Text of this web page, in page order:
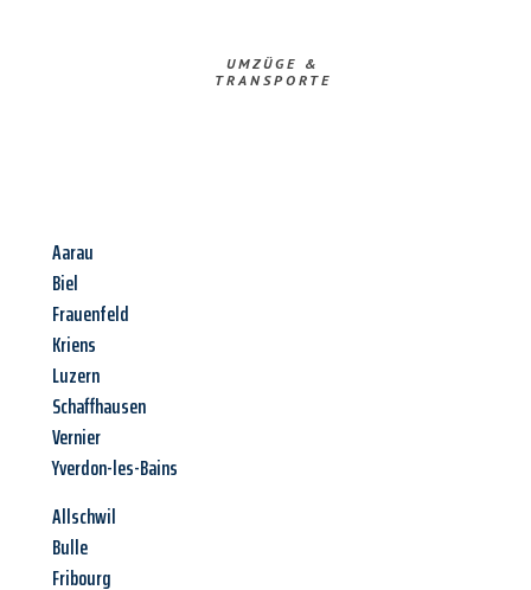
UMZÜGE &
TRANSPORTE
Aarau
Biel
Frauenfeld
Kriens
Luzern
Schaffhausen
Vernier
Yverdon-les-Bains
Allschwil
Bulle
Fribourg